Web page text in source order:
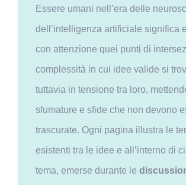
Essere umani nell’era delle
dell’intelligenza artificiale significa
con attenzione quei punti di
complessità in cui idee valide si
tuttavia in tensione tra loro,
sfumature e sfide che non devono
trascurate. Ogni pagina illustra le
esistenti tra le idee e all’interno di
tema, emerse durante le